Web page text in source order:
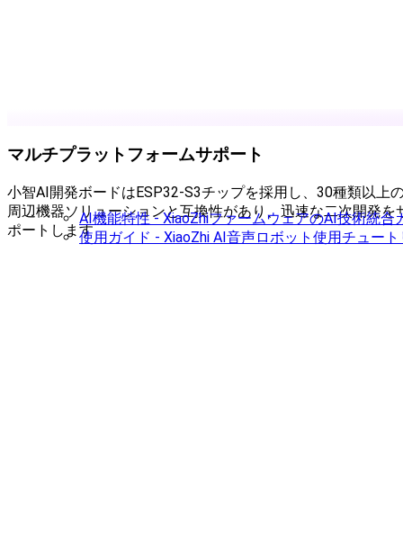
AI機能特性 - XiaoZhiファームウェアのAI技術統合
使用ガイド - XiaoZhi AI音声ロボット使用チュー
マルチプラットフォームサポート
小智AI開発ボードはESP32-S3チップを採用し、30種類以上
周辺機器ソリューションと互換性があり、迅速な二次開発を
ポートします